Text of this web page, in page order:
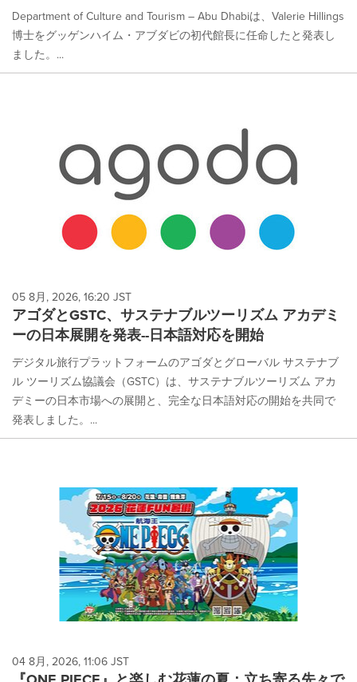
Department of Culture and Tourism – Abu Dhabiは、Valerie Hillings
博士をグッゲンハイム・アブダビの初代館長に任命したと発表し
ました。...
05 8月, 2026, 16:20 JST
アゴダとGSTC、サステナブルツーリズム アカデミ
ーの日本展開を発表--日本語対応を開始
デジタル旅行プラットフォームのアゴダとグローバル サステナブ
ル ツーリズム協議会（GSTC）は、サステナブルツーリズム アカ
デミーの日本市場への展開と、完全な日本語対応の開始を共同で
発表しました。...
04 8月, 2026, 11:06 JST